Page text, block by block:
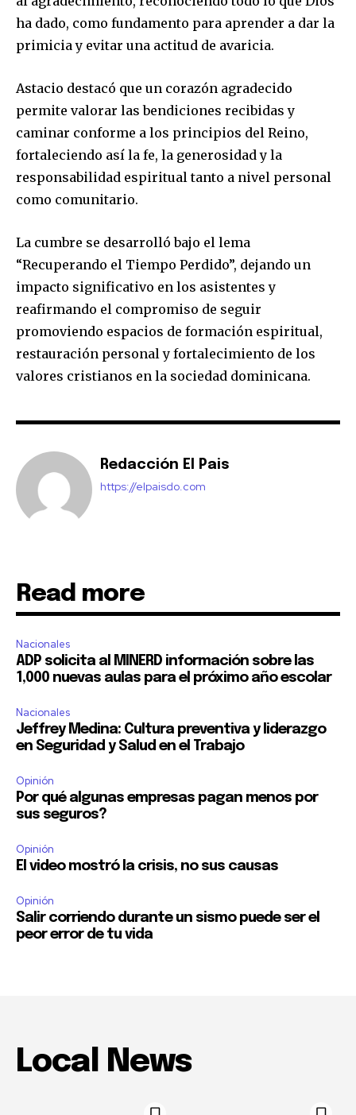
ha dado, como fundamento para aprender a dar la
primicia y evitar una actitud de avaricia.
Astacio destacó que un corazón agradecido
permite valorar las bendiciones recibidas y
caminar conforme a los principios del Reino,
fortaleciendo así la fe, la generosidad y la
responsabilidad espiritual tanto a nivel personal
como comunitario.
La cumbre se desarrolló bajo el lema
“Recuperando el Tiempo Perdido”, dejando un
impacto significativo en los asistentes y
reafirmando el compromiso de seguir
promoviendo espacios de formación espiritual,
restauración personal y fortalecimiento de los
valores cristianos en la sociedad dominicana.
Redacción El Pais
https://elpaisdo.com
Read more
Nacionales
ADP solicita al MINERD información sobre las
1,000 nuevas aulas para el próximo año escolar
Nacionales
Jeffrey Medina: Cultura preventiva y liderazgo
en Seguridad y Salud en el Trabajo
Opinión
Por qué algunas empresas pagan menos por
sus seguros?
Opinión
El video mostró la crisis, no sus causas
Opinión
Salir corriendo durante un sismo puede ser el
peor error de tu vida
Local News